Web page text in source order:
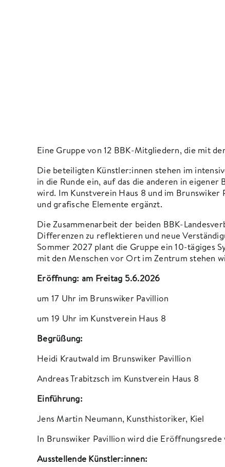
Eine Gruppe von 12 BBK-Mitgliedern, die mit
Die beteiligten Künstler:innen stehen im
in die Runde ein, auf das die anderen in
wird. Im Kunstverein Haus 8 und im
und grafische Elemente ergänzt.
Die Zusammenarbeit der beiden BBK-
Differenzen zu reflektieren und neue
Sommer 2027 plant die Gruppe ein 10-tägiges
mit den Menschen vor Ort im Zentrum stehen
Eröffnung: am Freitag 5.6.2026
um 17 Uhr im Brunswiker Pavillion
um 19 Uhr im Kunstverein Haus 8
Begrüßung:
Heidi Krautwald im Brunswiker Pavillion
Andreas Trabitzsch im Kunstverein Haus 8
Einführung:
Jens Martin Neumann, Kunsthistoriker, Kiel
In Brunswiker Pavillion wird die
Ausstellende Künstler:innen: